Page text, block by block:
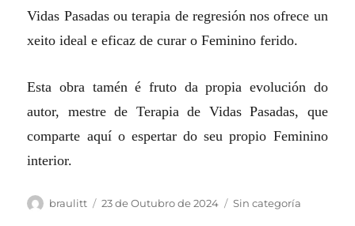
Vidas Pasadas ou terapia de regresión nos ofrece un
xeito ideal e eficaz de curar o Feminino ferido.
Esta obra tamén é fruto da propia evolución do
autor, mestre de Terapia de Vidas Pasadas, que
comparte aquí o espertar do seu propio Feminino
interior.
Autor
braulitt
Publicado
23 de Outubro de 2024 Categorias
Sin categoría